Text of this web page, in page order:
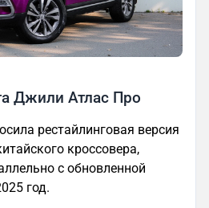
Джили Атлас Про
рестайлинговая версия
кроссовера,
с обновленной
год.